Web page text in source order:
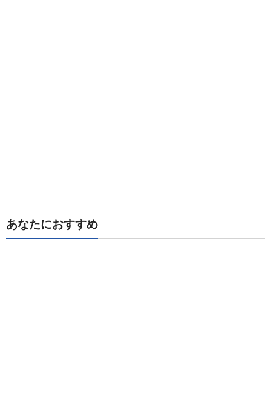
あなたにおすすめ